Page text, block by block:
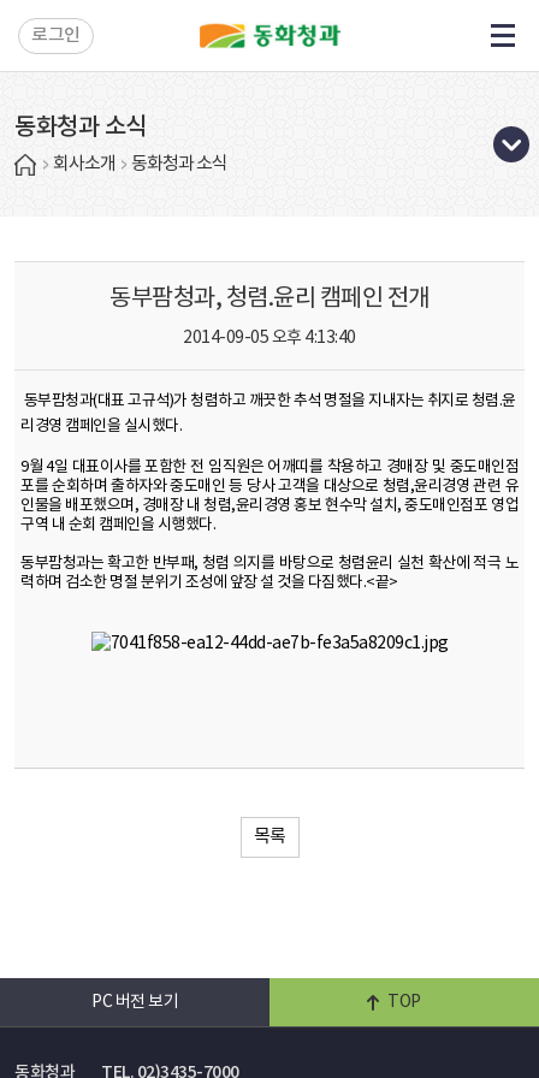
로그인
동화청과 소식
회사소개 동화청과 소식
동부팜청과, 청렴.윤리 캠페인 전개
2014-09-05 오후 4:13:40
동부팜청과(대표 고규석)가 청렴하고 깨끗한 추석 명절을 지내자는 취지로 청렴.윤
리경영 캠페인을 실시했다.
9월 4일 대표이사를 포함한 전 임직원은 어깨띠를 착용하고 경매장 및 중도매인점
포를 순회하며 출하자와 중도매인 등 당사 고객을 대상으로 청렴,윤리경영 관련 유
인물을 배포했으며, 경매장 내 청렴,윤리경영 홍보 현수막 설치, 중도매인점포 영업
구역 내 순회 캠페인을 시행했다.
동부팜청과는 확고한 반부패, 청렴 의지를 바탕으로 청렴윤리 실천 확산에 적극 노
력하며 검소한 명절 분위기 조성에 앞장 설 것을 다짐했다.<끝>
목록
PC 버전 보기 TOP
동화청과 TEL. 02)3435-7000